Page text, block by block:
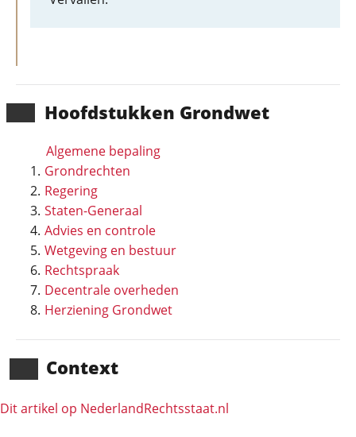
Hoofd­stukken Grondwet
Algemene bepaling
Grondrechten
Regering
Staten-Generaal
Advies en controle
Wetgeving en bestuur
Rechtspraak
Decentrale overheden
Herziening Grondwet
Context
Dit artikel op NederlandRechts­staat.nl